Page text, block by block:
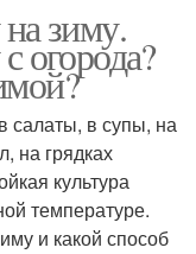
зиму.
огорода?
салаты, в супы, на
на грядках
культура
температуре.
и какой способ